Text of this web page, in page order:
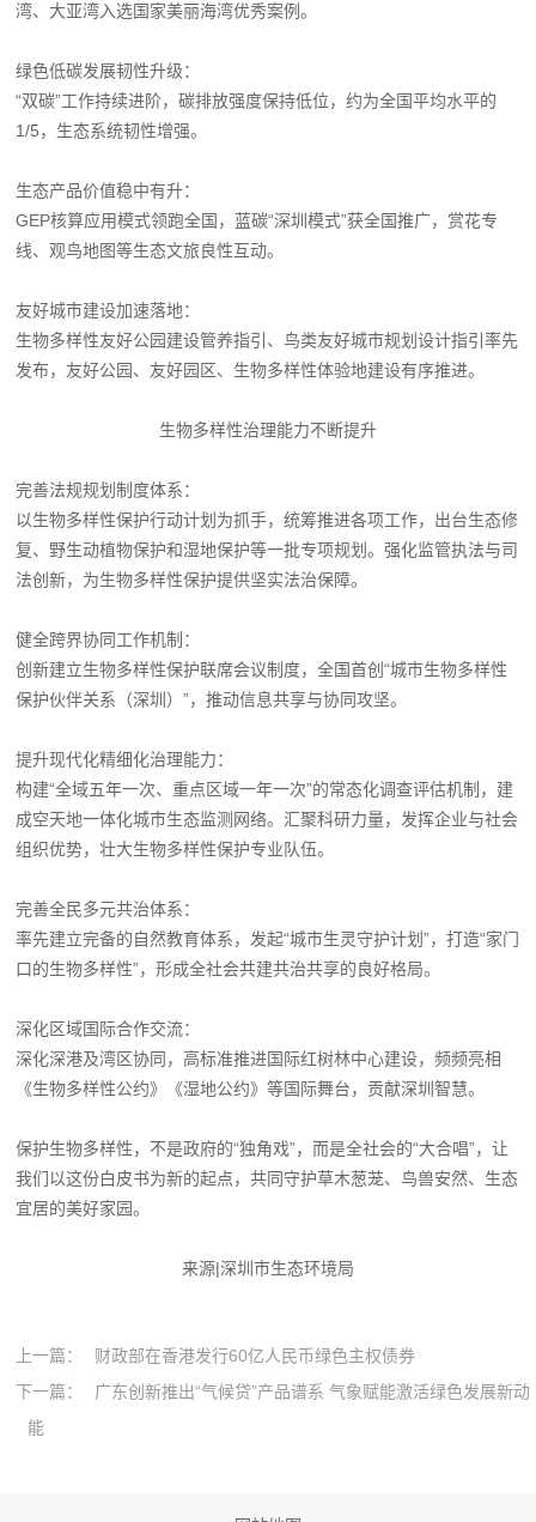
湾、大亚湾入选国家美丽海湾优秀案例。
绿色低碳发展韧性升级：
“双碳”工作持续进阶，碳排放强度保持低位，约为全国平均水平的
1/5，生态系统韧性增强。
生态产品价值稳中有升：
GEP核算应用模式领跑全国，蓝碳“深圳模式”获全国推广，赏花专
线、观鸟地图等生态文旅良性互动。
友好城市建设加速落地：
生物多样性友好公园建设管养指引、鸟类友好城市规划设计指引率先
发布，友好公园、友好园区、生物多样性体验地建设有序推进。
生物多样性治理能力不断提升
完善法规规划制度体系：
以生物多样性保护行动计划为抓手，统筹推进各项工作，出台生态修
复、野生动植物保护和湿地保护等一批专项规划。强化监管执法与司
法创新，为生物多样性保护提供坚实法治保障。
健全跨界协同工作机制：
创新建立生物多样性保护联席会议制度，全国首创“城市生物多样性
保护伙伴关系（深圳）”，推动信息共享与协同攻坚。
提升现代化精细化治理能力：
构建“全域五年一次、重点区域一年一次”的常态化调查评估机制，建
成空天地一体化城市生态监测网络。汇聚科研力量，发挥企业与社会
组织优势，壮大生物多样性保护专业队伍。
完善全民多元共治体系：
率先建立完备的自然教育体系，发起“城市生灵守护计划”，打造“家门
口的生物多样性”，形成全社会共建共治共享的良好格局。
深化区域国际合作交流：
深化深港及湾区协同，高标准推进国际红树林中心建设，频频亮相
《生物多样性公约》《湿地公约》等国际舞台，贡献深圳智慧。
保护生物多样性，不是政府的“独角戏”，而是全社会的“大合唱”，让
我们以这份白皮书为新的起点，共同守护草木葱茏、鸟兽安然、生态
宜居的美好家园。
来源|深圳市生态环境局
上一篇：
财政部在香港发行60亿人民币绿色主权债券
下一篇：
广东创新推出“气候贷”产品谱系 气象赋能激活绿色发展新动
能